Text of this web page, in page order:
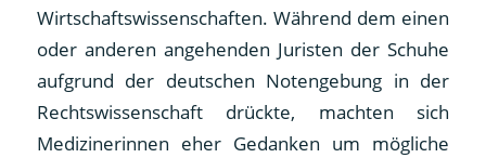
Wirtschaftswissenschaften. Während dem einen
oder anderen angehenden Juristen der Schuhe
aufgrund der deutschen Notengebung in der
Rechtswissenschaft drückte, machten sich
Medizinerinnen eher Gedanken um mögliche